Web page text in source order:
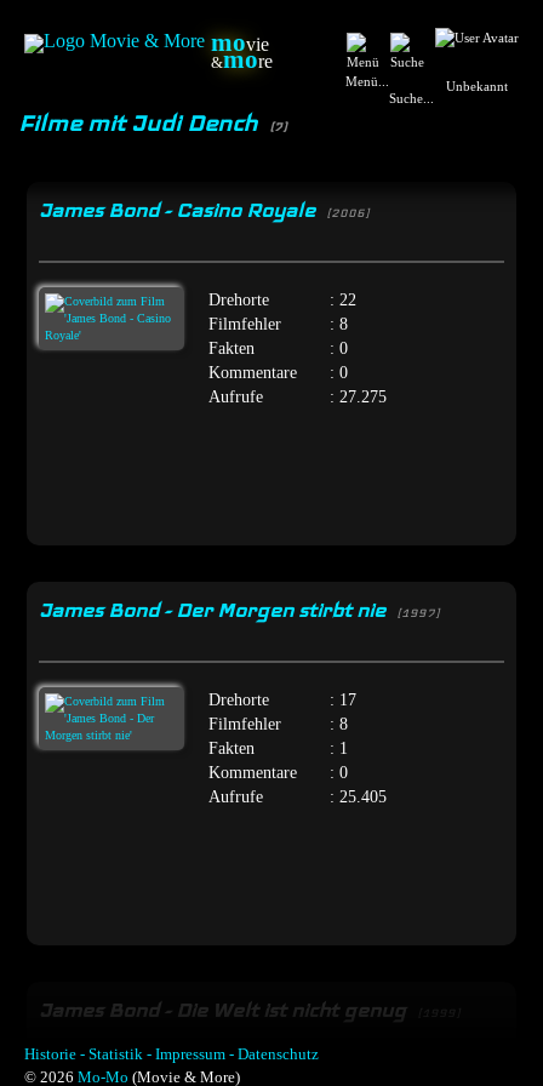
movie
&more
Menü...
Suche...
Unbekannt
Filme mit Judi Dench (7)
James Bond - Casino Royale [2006]
Drehorte
: 22
Filmfehler
: 8
Fakten
: 0
Kommentare
: 0
Aufrufe
: 27.275
James Bond - Der Morgen stirbt nie [1997]
Drehorte
: 17
Filmfehler
: 8
Fakten
: 1
Kommentare
: 0
Aufrufe
: 25.405
James Bond - Die Welt ist nicht genug
Historie - Statistik - Impressum - Datenschutz
© 2026 Mo-Mo (Movie & More)